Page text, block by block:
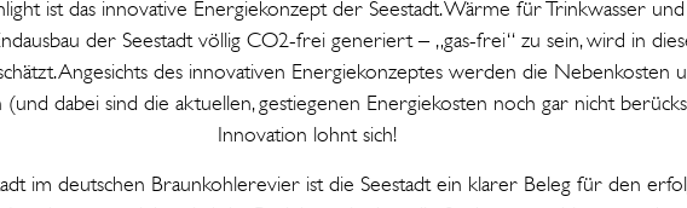
ist das innovative Energiekonzept der Seestadt. Wärme für Trinkwasser
der Seestadt völlig CO2-frei generiert – „gas-frei“ zu sein, wird in
Angesichts des innovativen Energiekonzeptes werden die Nebenkosten
(und dabei sind die aktuellen, gestiegenen Energiekosten noch gar nicht
Innovation lohnt sich!
im deutschen Braunkohlerevier ist die Seestadt ein klarer Beleg für den